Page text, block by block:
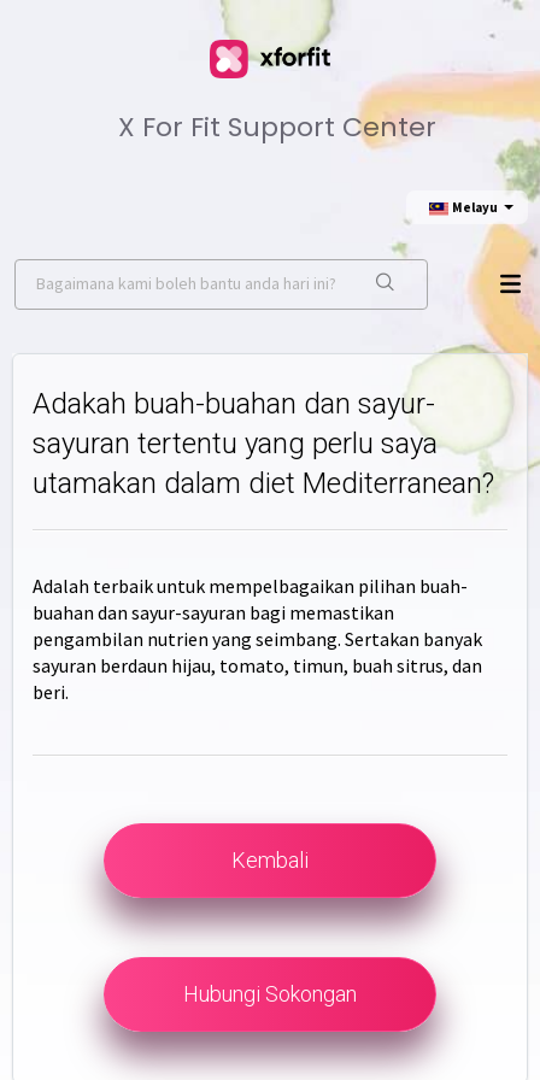
X For Fit Support Center
Melayu
Adakah buah-buahan dan sayur-
sayuran tertentu yang perlu saya
utamakan dalam diet Mediterranean?
Adalah terbaik untuk mempelbagaikan pilihan buah-
buahan dan sayur-sayuran bagi memastikan
pengambilan nutrien yang seimbang. Sertakan banyak
sayuran berdaun hijau, tomato, timun, buah sitrus, dan
beri.
Kembali
Hubungi Sokongan